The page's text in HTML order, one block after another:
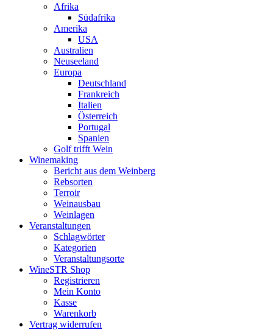
Afrika
Südafrika
Amerika
USA
Australien
Neuseeland
Europa
Deutschland
Frankreich
Italien
Österreich
Portugal
Spanien
Golf trifft Wein
Winemaking
Bericht aus dem Weinberg
Rebsorten
Terroir
Weinausbau
Weinlagen
Veranstaltungen
Schlagwörter
Kategorien
Veranstaltungsorte
WineSTR Shop
Registrieren
Mein Konto
Kasse
Warenkorb
Vertrag widerrufen